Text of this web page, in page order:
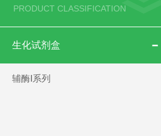
PRODUCT CLASSIFICATION
生化试剂盒
辅酶Ⅰ系列